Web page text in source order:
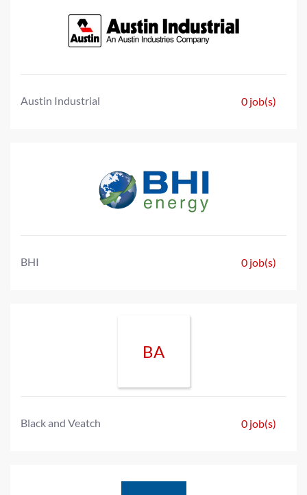
Austin Industrial 0 job(s)
BHI 0 job(s)
BA
Black and Veatch 0 job(s)